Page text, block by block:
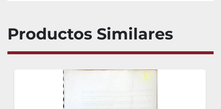
Productos Similares